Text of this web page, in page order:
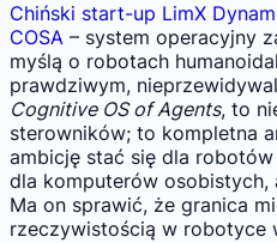
Chiński start-up LimX
COSA – system operacyjny
myślą o robotach
prawdziwym,
Cognitive OS of Agents, to
sterowników; to kompletna
ambicję stać się dla
dla komputerów
Ma on sprawić, że granica
rzeczywistością w robotyce